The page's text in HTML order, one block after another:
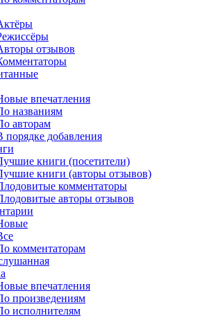
отзывов
впечатления
названиям
авторам
порядке добавления
книги (посетители)
книги (авторы отзывов)
комментаторы
авторы отзывов
комментаторам
впечатления
произведениям
исполнителям